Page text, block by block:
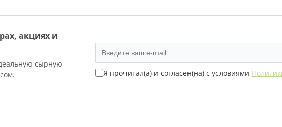
акциях и
сырную
Я прочитал(а) и согласен(на) с условиями